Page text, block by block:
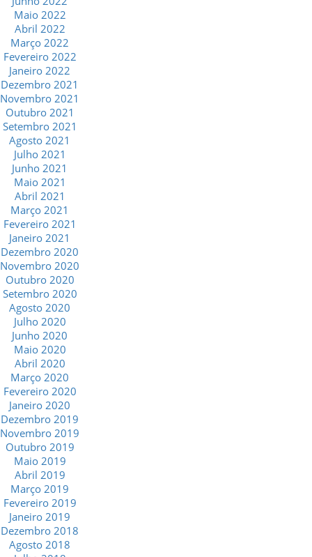
Maio 2022
Abril 2022
Março 2022
Fevereiro 2022
Janeiro 2022
Dezembro 2021
Novembro 2021
Outubro 2021
Setembro 2021
Agosto 2021
Julho 2021
Junho 2021
Maio 2021
Abril 2021
Março 2021
Fevereiro 2021
Janeiro 2021
Dezembro 2020
Novembro 2020
Outubro 2020
Setembro 2020
Agosto 2020
Julho 2020
Junho 2020
Maio 2020
Abril 2020
Março 2020
Fevereiro 2020
Janeiro 2020
Dezembro 2019
Novembro 2019
Outubro 2019
Maio 2019
Abril 2019
Março 2019
Fevereiro 2019
Janeiro 2019
Dezembro 2018
Agosto 2018